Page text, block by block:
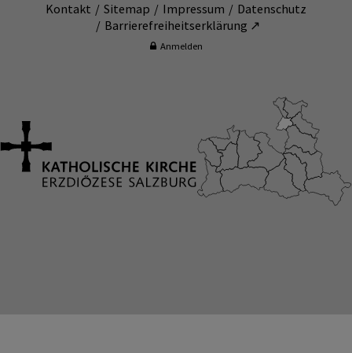
Kontakt Sitemap Impressum
Datenschutz
Barrierefreiheitserklärung ↗
Anmelden